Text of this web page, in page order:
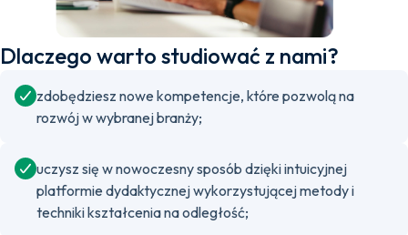
Dlaczego warto studiować z nami?
zdobędziesz nowe kompetencje, które pozwolą na
rozwój w wybranej branży;
uczysz się w nowoczesny sposób dzięki intuicyjnej
platformie dydaktycznej wykorzystującej metody i
techniki kształcenia na odległość;